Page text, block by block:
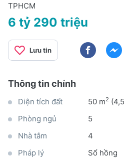
TPHCM
6 tỷ 290 triệu
Lưu tin
Thông tin chính
Diện tích đất 50 m2
Phòng ngủ
5
Nhà tắm
4
Pháp lý
Sổ hồng